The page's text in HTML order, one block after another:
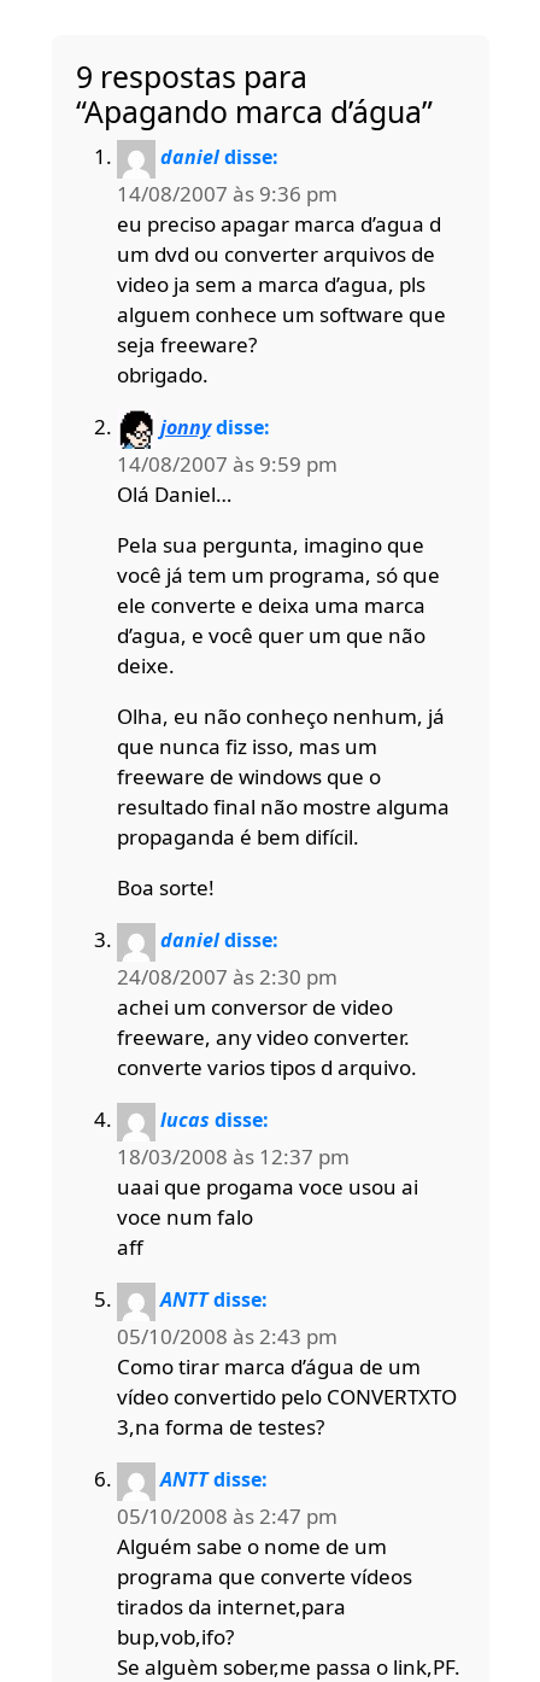
9 respostas para
“Apagando marca d’água”
daniel disse:
14/08/2007 às 9:36 pm
eu preciso apagar marca d’agua d
um dvd ou converter arquivos de
video ja sem a marca d’agua, pls
alguem conhece um software que
seja freeware?
obrigado.
jonny disse:
14/08/2007 às 9:59 pm
Olá Daniel…
Pela sua pergunta, imagino que
você já tem um programa, só que
ele converte e deixa uma marca
d’agua, e você quer um que não
deixe.
Olha, eu não conheço nenhum, já
que nunca fiz isso, mas um
freeware de windows que o
resultado final não mostre alguma
propaganda é bem difícil.
Boa sorte!
daniel disse:
24/08/2007 às 2:30 pm
achei um conversor de video
freeware, any video converter.
converte varios tipos d arquivo.
lucas disse:
18/03/2008 às 12:37 pm
uaai que progama voce usou ai
voce num falo
aff
ANTT disse:
05/10/2008 às 2:43 pm
Como tirar marca d’água de um
vídeo convertido pelo CONVERTXTO
3,na forma de testes?
ANTT disse:
05/10/2008 às 2:47 pm
Alguém sabe o nome de um
programa que converte vídeos
tirados da internet,para
bup,vob,ifo?
Se alguèm sober,me passa o link,PF.